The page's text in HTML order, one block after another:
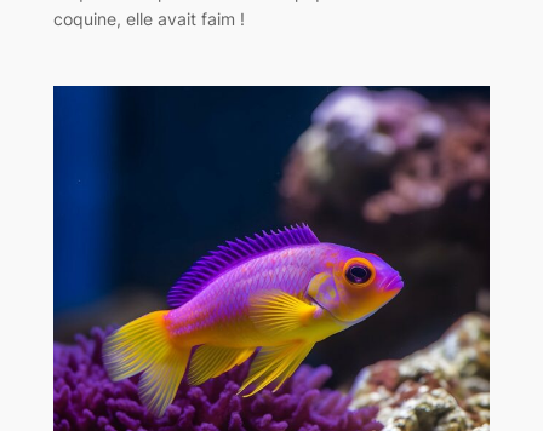
coquine, elle avait faim !